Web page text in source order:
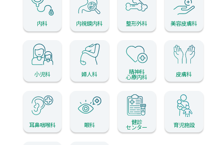
内科 内視鏡内科 整形外科 美容皮膚科
小児科 婦人科 精神科
心療内科 皮膚科
耳鼻咽喉科 眼科 健診
センター 育児施設